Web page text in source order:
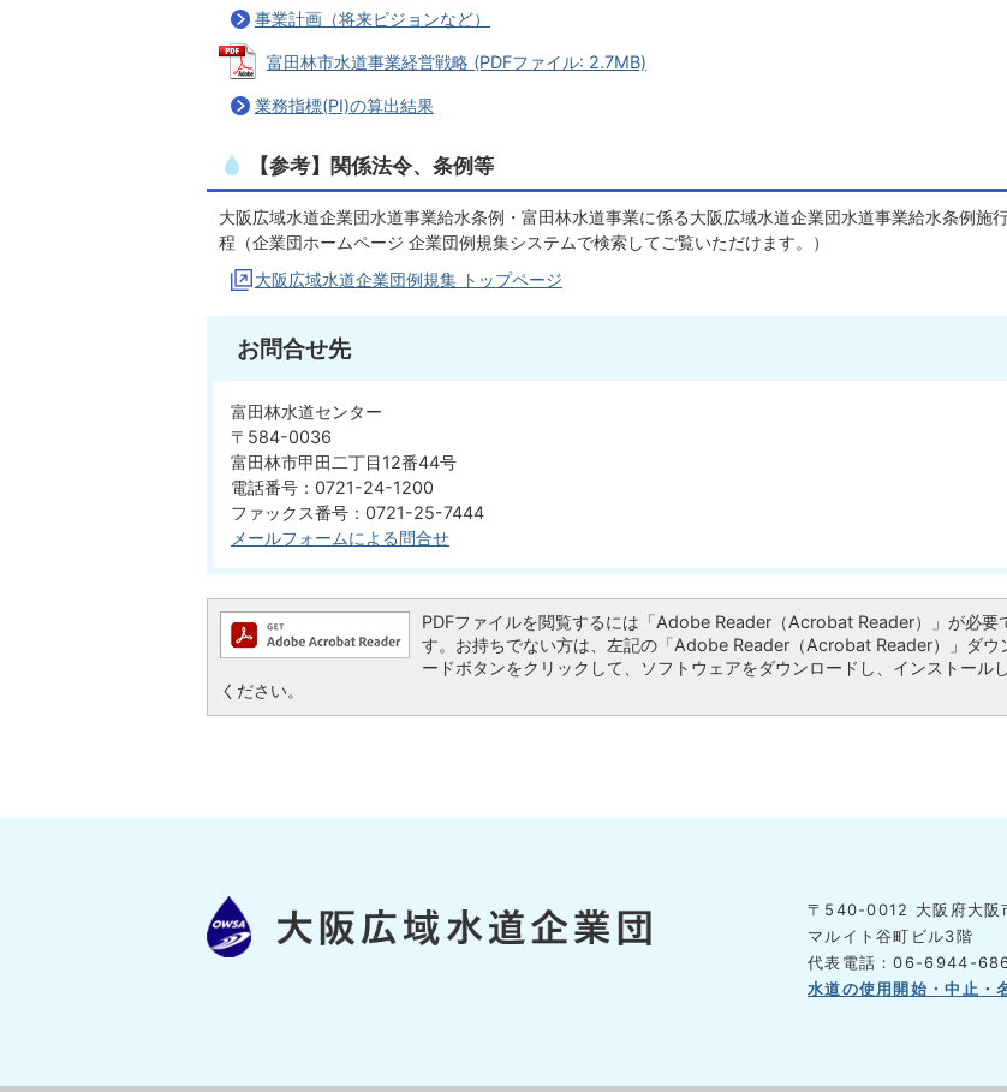
事業計画（将来ビジョンなど）
富田林市水道事業経営戦略 (PDFファイル: 2.7MB)
業務指標(PI)の算出結果
【参考】関係法令、条例等
大阪広域水道企業団水道事業給水条例・富田林水道事業に係る大阪広域水道企業団水道事業給水条例施
程（企業団ホームページ 企業団例規集システムで検索してご覧いただけます。）
大阪広域水道企業団例規集 トップページ
お問合せ先
富田林水道センター
〒584-0036
富田林市甲田二丁目12番44号
電話番号：0721-24-1200
ファックス番号：0721-25-7444
メールフォームによる問合せ
PDFファイルを閲覧するには「Adobe Reader（Acrobat Reader）」が必要
す。お持ちでない方は、左記の「Adobe Reader（Acrobat Reader）」ダウ
ードボタンをクリックして、ソフトウェアをダウンロードし、インストール
ください。
〒540-0012 大阪府大阪
マルイト谷町ビル3階
代表電話：06-6944-
水道の使用開始・中止・